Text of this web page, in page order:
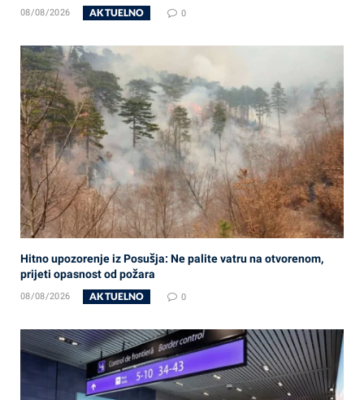
08/08/2026 AKTUELNO 0
Hitno upozorenje iz Posušja: Ne palite vatru na otvorenom,
prijeti opasnost od požara
08/08/2026 AKTUELNO 0